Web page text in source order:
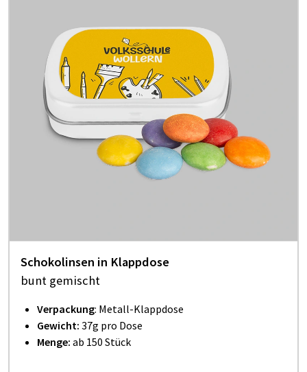
Schokolinsen in Klappdose
bunt gemischt
Verpackung: Metall-Klappdose
Gewicht: 37g pro Dose
Menge: ab 150 Stück